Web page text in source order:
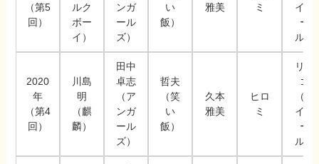
（第5
回）
ルク
ボー
イ）
ンガ
ール
ズ）
い
飯）
雅美
ミ
イヒ
ー
ル）
2020
年
（第4
回）
川島
明
（麒
麟）
田中
卓志
（ア
ンガ
ール
ズ）
哲夫
（笑
い
飯）
久本
雅美
ヒロ
ミ
リン
ゴ
（ハ
イヒ
ー
ル）